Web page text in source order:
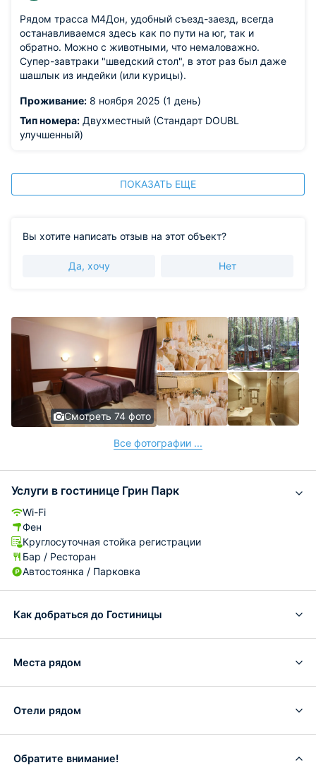
Рядом трасса М4Дон, удобный съезд-заезд, всегда
останавливаемся здесь как по пути на юг, так и
обратно. Можно с животными, что немаловажно.
Супер-завтраки "шведский стол", в этот раз был даже
шашлык из индейки (или курицы).
Проживание: 8 ноября 2025 (1 день)
Тип номера: Двухместный (Стандарт DOUBL
улучшенный)
ПОКАЗАТЬ ЕЩЕ
Вы хотите написать отзыв на этот объект?
Да, хочу Нет
Смотреть 74 фото
Все фотографии ...
Услуги в гостинице Грин Парк
Wi-Fi
Фен
Круглосуточная стойка регистрации
Бар / Ресторан
Автостоянка / Парковка
Как добраться до Гостиницы
Места рядом
Отели рядом
Обратите внимание!